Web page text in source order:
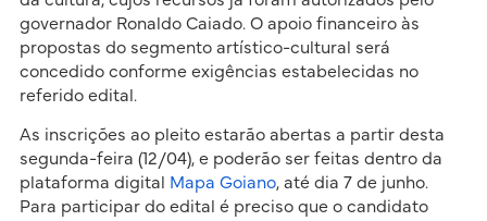
governador Ronaldo Caiado. O apoio financeiro às
propostas do segmento artístico-cultural será
concedido conforme exigências estabelecidas no
referido edital.
As inscrições ao pleito estarão abertas a partir desta
segunda-feira (12/04), e poderão ser feitas dentro da
plataforma digital
Mapa Goiano, até dia 7 de junho.
Para participar do edital é preciso que o candidato